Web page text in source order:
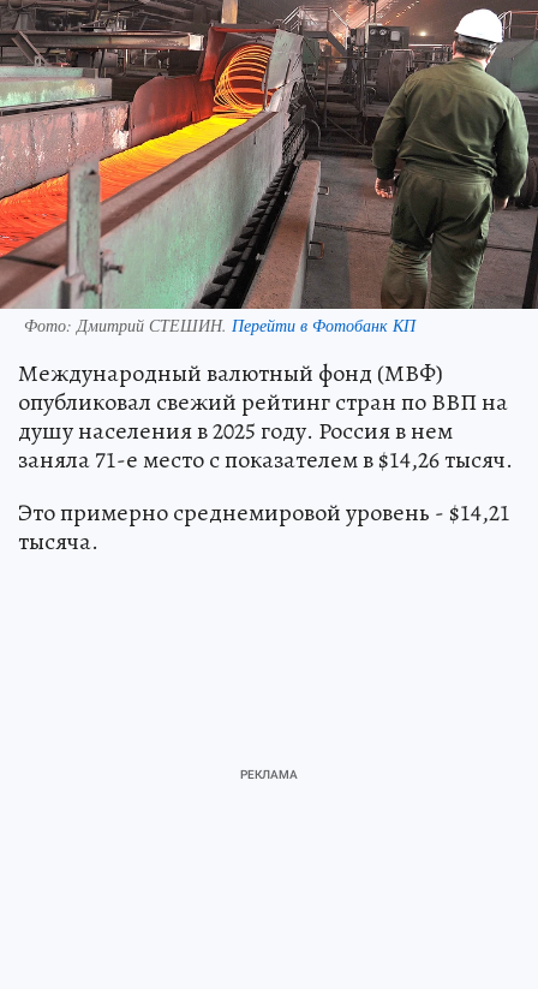
Фото: Дмитрий СТЕШИН. Перейти в Фотобанк КП
Международный валютный фонд (МВФ)
опубликовал свежий рейтинг стран по ВВП на
душу населения в 2025 году. Россия в нем
заняла 71-е место с показателем в $14,26 тысяч.
Это примерно среднемировой уровень - $14,21
тысяча.